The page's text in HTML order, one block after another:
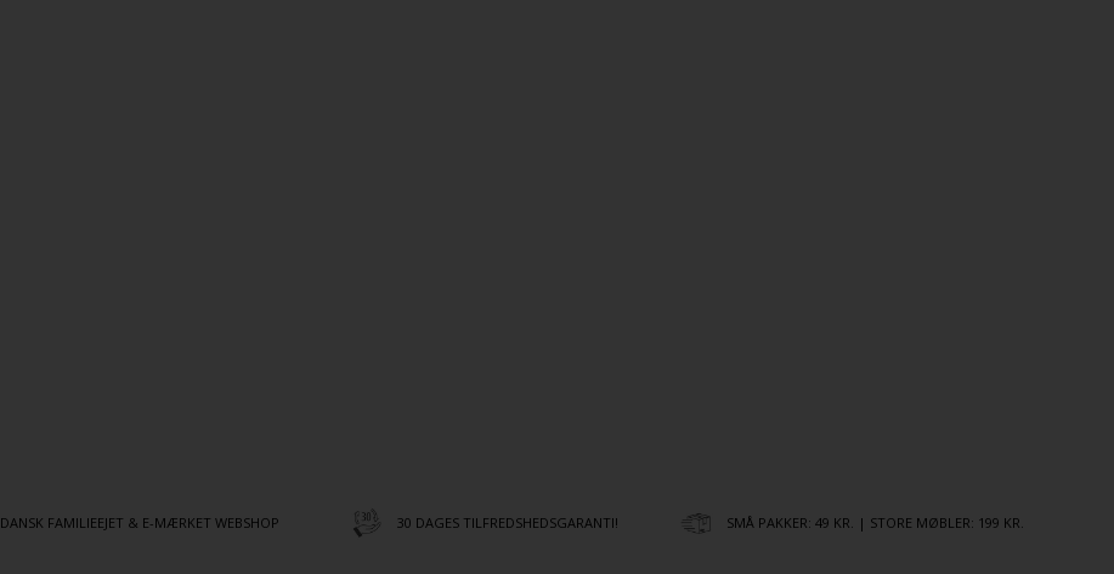
DANSK FAMILIEEJET & E-MÆRKET WEBSHOP 30 DAGES TILFREDSHEDSGARANTI! SMÅ PAKKER: 49 KR. | STORE MØBLER: 199 KR.